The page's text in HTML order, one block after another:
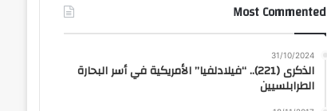
Most Commented
31/10/2024
الذكرى (221).. “فيلادلفيا” الأمريكية في أسر البحارة
الطرابلسيين